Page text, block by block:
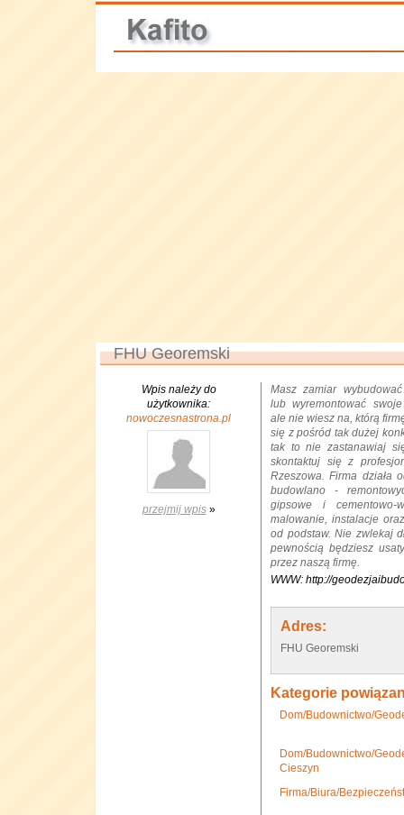
FHU Georemski
Wpis należy do
użytkownika:
nowoczesnastrona.pl
przejmij wpis»
Masz zamiar
lub wyremontować
ale nie wiesz na, którą
się z pośród tak dużej
tak to nie zastanawiaj
skontaktuj się z
Rzeszowa. Firma działa
budowlano -
gipsowe i cementowo-
malowanie, instalacje
od podstaw. Nie zwlekaj
pewnością będziesz
przez naszą firmę.
WWW: http://
Adres:
FHU Georemski
Kategorie
Dom/Budownictwo/
Dom/Budownictwo/
Cieszyn
Firma/Biura/